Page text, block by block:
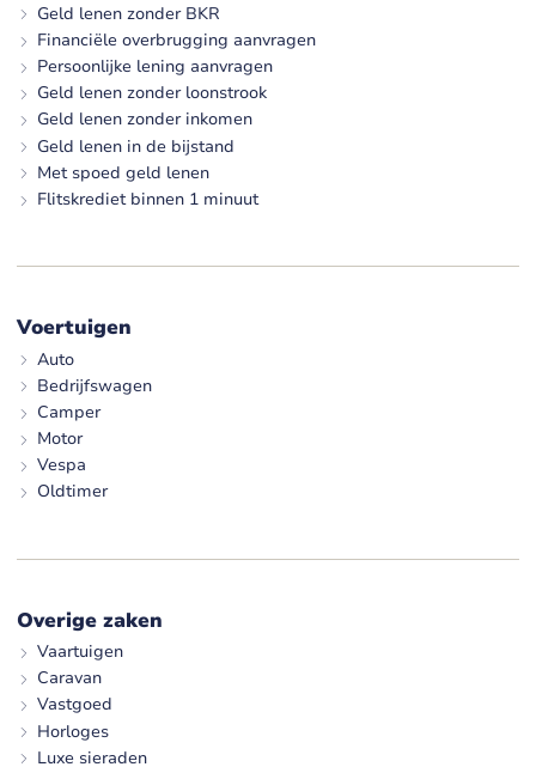
Geld lenen zonder BKR
Financiële overbrugging aanvragen
Persoonlijke lening aanvragen
Geld lenen zonder loonstrook
Geld lenen zonder inkomen
Geld lenen in de bijstand
Met spoed geld lenen
Flitskrediet binnen 1 minuut
Voertuigen
Auto
Bedrijfswagen
Camper
Motor
Vespa
Oldtimer
Overige zaken
Vaartuigen
Caravan
Vastgoed
Horloges
Luxe sieraden